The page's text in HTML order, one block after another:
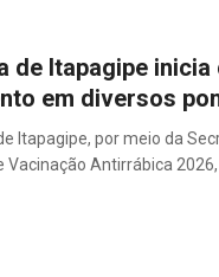
de Itapagipe
em diversos
Itapagipe, por meio da
Vacinação Antirrábica